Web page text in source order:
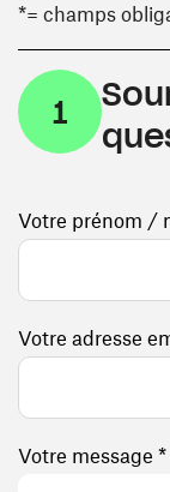
*= champs
1
Votre message *